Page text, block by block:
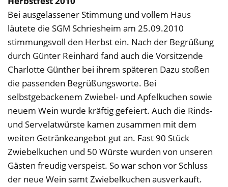
Bei ausgelassener Stimmung und vollem Haus
läutete die SGM Schriesheim am 25.09.2010
stimmungsvoll den Herbst ein. Nach der Begrüßung
durch Günter Reinhard fand auch die Vorsitzende
Charlotte Günther bei ihrem späteren Dazu stoßen
die passenden Begrüßungsworte. Bei
selbstgebackenem Zwiebel- und Apfelkuchen sowie
neuem Wein wurde kräftig gefeiert. Auch die Rinds-
und Servelatwürste kamen zusammen mit dem
weiten Getränkeangebot gut an. Fast 90 Stück
Zwiebelkuchen und 50 Würste wurden von unseren
Gästen freudig verspeist. So war schon vor Schluss
der neue Wein samt Zwiebelkuchen ausverkauft.